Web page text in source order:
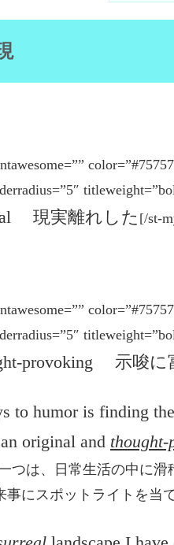
現実離れした [/st-
provoking 示唆
to humor is finding
original and thought-
つは、日常生活の中に
事にスポットライトを当